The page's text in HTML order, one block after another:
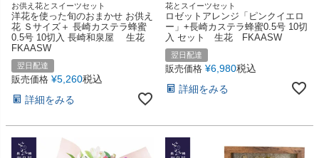
お供え花とスイーツセット
洋花を使った旬のおまかせ お供え
花 Ｓサイズ＋ 長崎カステラ蜂蜜
0.5号 10切入 長崎和泉屋 生花
FKAASW
翌日配達
販売価格 ¥5,260税込
詳細をみる
花とスイーツセット
ロゼットアレンジ「ピンクイエロ
ー」+長崎カステラ蜂蜜0.5号 10切
入 セット 生花 FKAASW
翌日配達
販売価格 ¥6,980税込
詳細をみる